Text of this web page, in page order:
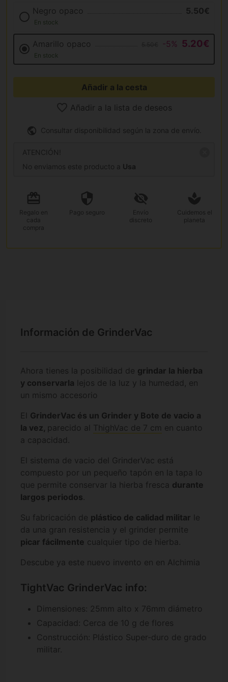
Negro opaco 5.50€
En stock
Amarillo opaco -5% 5.20€
En stock
Añadir a la cesta
Añadir a la lista de deseos
Consultar disponibilidad según la zona de envío.
ATENCIÓN!
No enviamos este producto a Usa
Regalo en
cada
compra
Pago seguro
Envío
discreto
Cuidemos el
planeta
Información de GrinderVac
Ahora tienes la posibilidad de grindar la hierba
y conservarla lejos de la luz y la humedad, en
un mismo accesorio
El GrinderVac és un Grinder y Bote de vacio a
la vez, parecido al ThighVac de 7 cm en cuanto
a capacidad.
El sistema de vacio del GrinderVac está
compuesto por un pequeño tapón en la tapa lo
que permite conservar la hierba fresca durante
largos periodos
Su fabricación de plástico de calidad militar le
da una gran resistencia y el grinder permite
picar fácilmente cualquier tipo de hierba.
Descube ya este nuevo invento en en Alchimia
TightVac GrinderVac info:
Dimensiones: 25mm alto x 76mm diámetro
Capacidad: Cerca de 10 g de flores
Construcción: Plástico Super-duro de grado
militar.